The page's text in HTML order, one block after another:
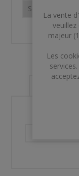
La vente
majeur
Les